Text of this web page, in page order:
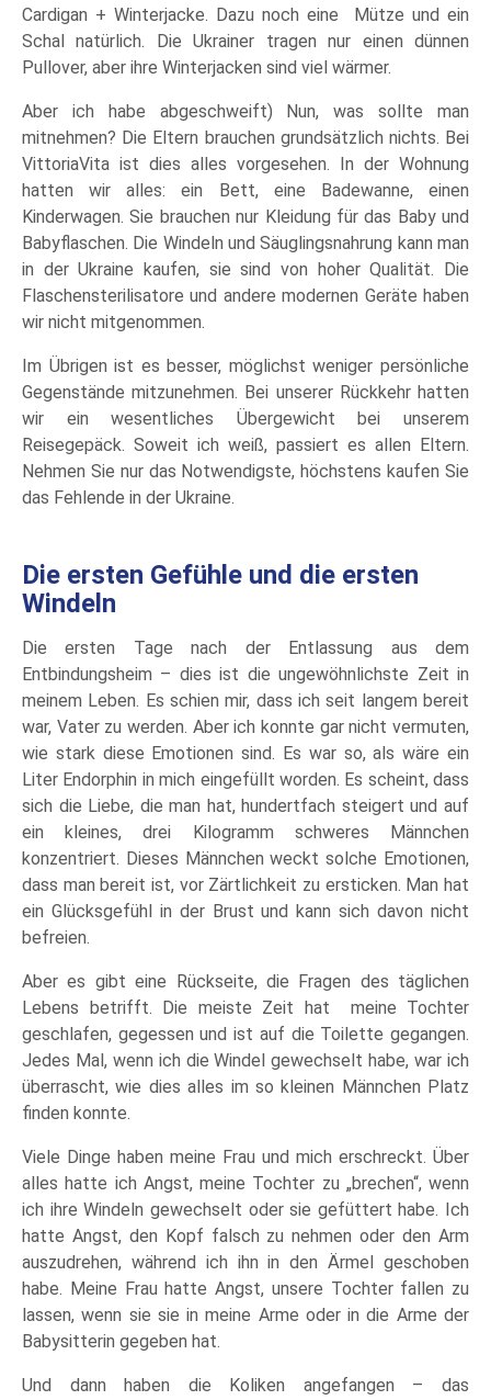
Cardigan + Winterjacke. Dazu noch eine Mütze und ein
Schal natürlich. Die Ukrainer tragen nur einen dünnen
Pullover, aber ihre Winterjacken sind viel wärmer.
Aber ich habe abgeschweift) Nun, was sollte man
mitnehmen? Die Eltern brauchen grundsätzlich nichts. Bei
VittoriaVita ist dies alles vorgesehen. In der Wohnung
hatten wir alles: ein Bett, eine Badewanne, einen
Kinderwagen. Sie brauchen nur Kleidung für das Baby und
Babyflaschen. Die Windeln und Säuglingsnahrung kann man
in der Ukraine kaufen, sie sind von hoher Qualität. Die
Flaschensterilisatore und andere modernen Geräte haben
wir nicht mitgenommen.
Im Übrigen ist es besser, möglichst weniger persönliche
Gegenstände mitzunehmen. Bei unserer Rückkehr hatten
wir ein wesentliches Übergewicht bei unserem
Reisegepäck. Soweit ich weiß, passiert es allen Eltern.
Nehmen Sie nur das Notwendigste, höchstens kaufen Sie
das Fehlende in der Ukraine.
Die ersten Gefühle und die ersten
Windeln
Die ersten Tage nach der Entlassung aus dem
Entbindungsheim – dies ist die ungewöhnlichste Zeit in
meinem Leben. Es schien mir, dass ich seit langem bereit
war, Vater zu werden. Aber ich konnte gar nicht vermuten,
wie stark diese Emotionen sind. Es war so, als wäre ein
Liter Endorphin in mich eingefüllt worden. Es scheint, dass
sich die Liebe, die man hat, hundertfach steigert und auf
ein kleines, drei Kilogramm schweres Männchen
konzentriert. Dieses Männchen weckt solche Emotionen,
dass man bereit ist, vor Zärtlichkeit zu ersticken. Man hat
ein Glücksgefühl in der Brust und kann sich davon nicht
befreien.
Aber es gibt eine Rückseite, die Fragen des täglichen
Lebens betrifft. Die meiste Zeit hat meine Tochter
geschlafen, gegessen und ist auf die Toilette gegangen.
Jedes Mal, wenn ich die Windel gewechselt habe, war ich
überrascht, wie dies alles im so kleinen Männchen Platz
finden konnte.
Viele Dinge haben meine Frau und mich erschreckt. Über
alles hatte ich Angst, meine Tochter zu „brechen“, wenn
ich ihre Windeln gewechselt oder sie gefüttert habe. Ich
hatte Angst, den Kopf falsch zu nehmen oder den Arm
auszudrehen, während ich ihn in den Ärmel geschoben
habe. Meine Frau hatte Angst, unsere Tochter fallen zu
lassen, wenn sie sie in meine Arme oder in die Arme der
Babysitterin gegeben hat.
Und dann haben die Koliken angefangen – das